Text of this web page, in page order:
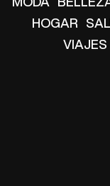
HOGAR
VIAJES